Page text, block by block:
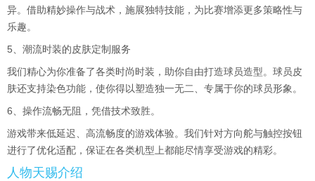
异。借助精妙操作与战术，施展独特技能，为比赛增添更多策略性与
乐趣。
5、潮流时装的皮肤定制服务
我们精心为你准备了各类时尚时装，助你自由打造球员造型。球员皮
肤还支持染色功能，使你得以塑造独一无二、专属于你的球员形象。
6、操作流畅无阻，凭借技术致胜。
游戏带来低延迟、高流畅度的游戏体验。我们针对方向舵与触控按钮
进行了优化适配，保证在各类机型上都能尽情享受游戏的精彩。
人物天赐介绍